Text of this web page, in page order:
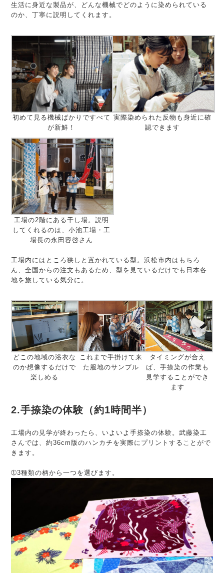
生活に身近な製品が、どんな機械でどのように染められている
のか、丁寧に説明してくれます。
初めて見る機械ばかりですべて
が新鮮！
実際染められた反物も身近に確
認できます
工場の2階にある干し場。説明
してくれるのは、小池工場・工
場長の永田容啓さん
工場内にはところ狭しと置かれている型。浜松市内はもちろ
ん、全国からの注文もあるため、型を見ているだけでも日本各
地を旅している気分に。
どこの地域の浴衣な
のか想像するだけで
楽しめる
これまで手掛けて来
た服地のサンプル
タイミングが合え
ば、手捺染の作業も
見学することができ
ます
2.手捺染の体験（約1時間半）
工場内の見学が終わったら、いよいよ手捺染の体験。武藤染工
さんでは、約36cm版のハンカチを実際にプリントすることがで
きます。
➀3種類の柄から一つを選びます。